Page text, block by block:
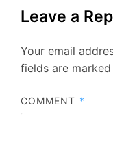
Leave a
Your email
fields are marked
COMMENT *